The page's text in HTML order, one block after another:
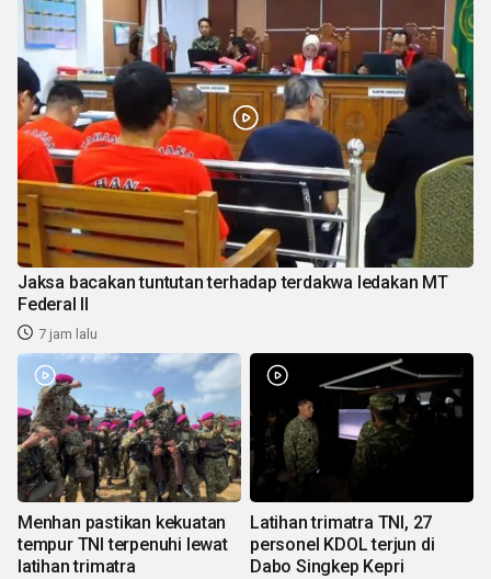
Jaksa bacakan tuntutan terhadap terdakwa ledakan MT
Federal II
7 jam lalu
Menhan pastikan kekuatan
tempur TNI terpenuhi lewat
latihan trimatra
Latihan trimatra TNI, 27
personel KDOL terjun di
Dabo Singkep Kepri